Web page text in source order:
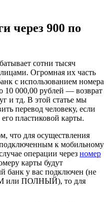
через 900 по
сотни тысяч
Огромная их часть
с использованием номера
10 000,00 рублей — возврат
и тд. В этой статье мы
перевод человеку, если
пластиковой карты.
что для осуществления
к мобильному
операции через номер
карты будут
банк у вас подключен (не
или ПОЛНЫЙ), то для